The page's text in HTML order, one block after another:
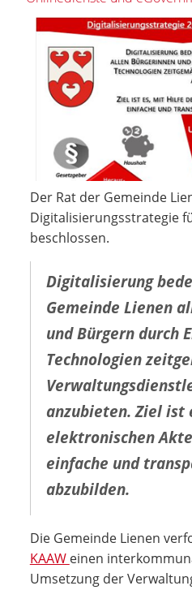
Der Rat der Gemeinde
Digitalisierungsstrategie
beschlossen.
Digitalisierung
Gemeinde Lienen
und Bürgern durch
Technologien
anzubieten. Ziel ist
elektronischen
einfache und
abzubilden.
Die Gemeinde Lienen
KAAW einen
Umsetzung der